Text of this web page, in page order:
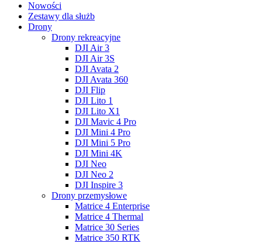
Nowości
Zestawy dla służb
Drony
Drony rekreacyjne
DJI Air 3
DJI Air 3S
DJI Avata 2
DJI Avata 360
DJI Flip
DJI Lito 1
DJI Lito X1
DJI Mavic 4 Pro
DJI Mini 4 Pro
DJI Mini 5 Pro
DJI Mini 4K
DJI Neo
DJI Neo 2
DJI Inspire 3
Drony przemysłowe
Matrice 4 Enterprise
Matrice 4 Thermal
Matrice 30 Series
Matrice 350 RTK